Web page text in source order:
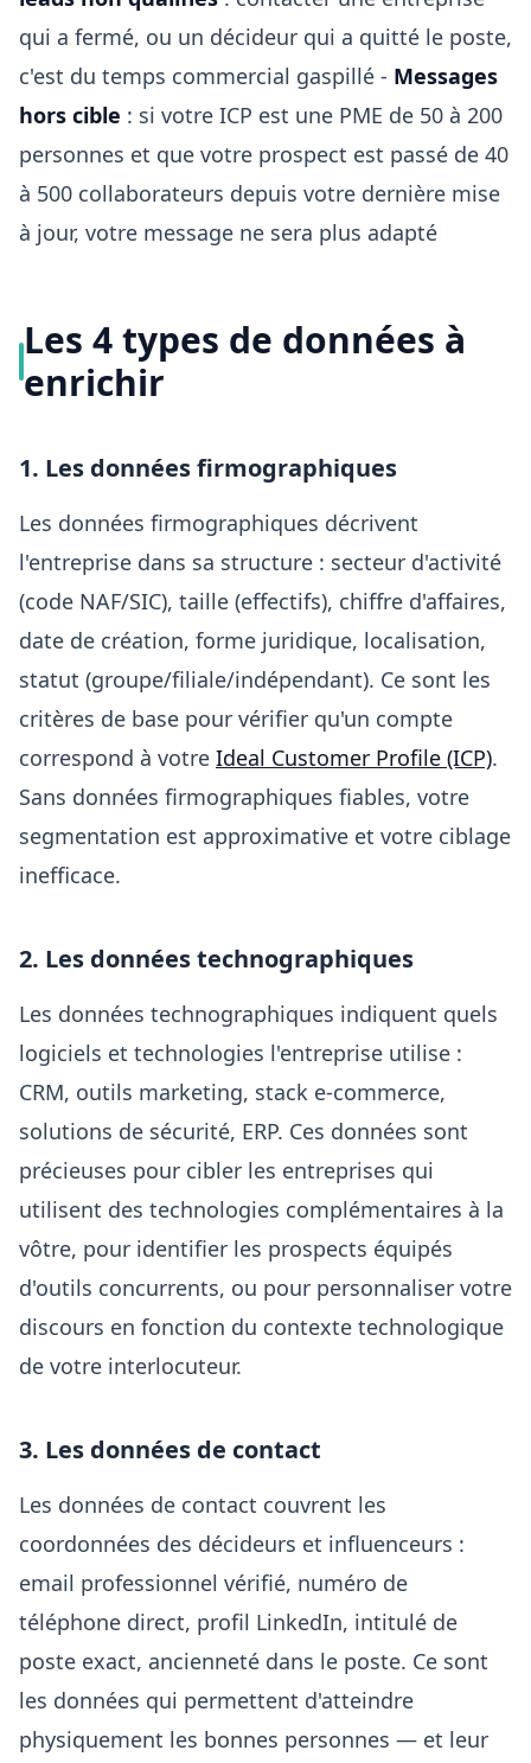
qui a fermé, ou un décideur qui a quitté le poste,
c'est du temps commercial gaspillé - Messages
hors cible : si votre ICP est une PME de 50 à 200
personnes et que votre prospect est passé de 40
à 500 collaborateurs depuis votre dernière mise
à jour, votre message ne sera plus adapté
Les 4 types de données à
enrichir
1. Les données firmographiques
Les données firmographiques décrivent
l'entreprise dans sa structure : secteur d'activité
(code NAF/SIC), taille (effectifs), chiffre d'affaires,
date de création, forme juridique, localisation,
statut (groupe/filiale/indépendant). Ce sont les
critères de base pour vérifier qu'un compte
correspond à votre Ideal Customer Profile (ICP).
Sans données firmographiques fiables, votre
segmentation est approximative et votre ciblage
inefficace.
2. Les données technographiques
Les données technographiques indiquent quels
logiciels et technologies l'entreprise utilise :
CRM, outils marketing, stack e-commerce,
solutions de sécurité, ERP. Ces données sont
précieuses pour cibler les entreprises qui
utilisent des technologies complémentaires à la
vôtre, pour identifier les prospects équipés
d'outils concurrents, ou pour personnaliser votre
discours en fonction du contexte technologique
de votre interlocuteur.
3. Les données de contact
Les données de contact couvrent les
coordonnées des décideurs et influenceurs :
email professionnel vérifié, numéro de
téléphone direct, profil LinkedIn, intitulé de
poste exact, ancienneté dans le poste. Ce sont
les données qui permettent d'atteindre
physiquement les bonnes personnes — et leur